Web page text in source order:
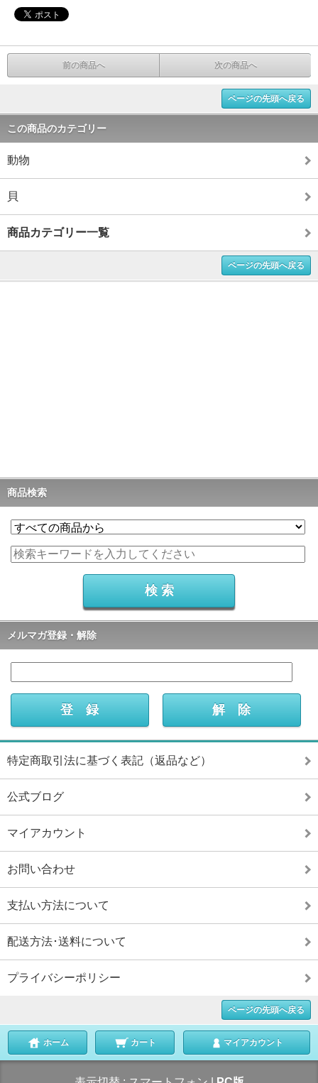
前の商品へ 次の商品へ
ページの先頭へ戻る
この商品のカテゴリー
動物
貝
商品カテゴリー一覧
ページの先頭へ戻る
商品検索
メルマガ登録・解除
特定商取引法に基づく表記（返品など）
公式ブログ
マイアカウント
お問い合わせ
支払い方法について
配送方法･送料について
プライバシーポリシー
ページの先頭へ戻る
ホーム カート マイアカウント